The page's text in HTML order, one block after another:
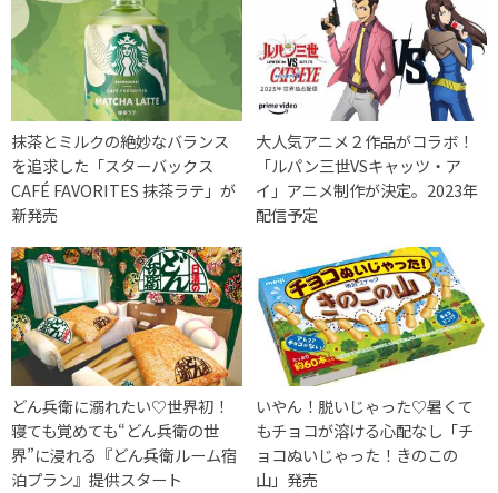
抹茶とミルクの絶妙なバランス
を追求した「スターバックス
CAFÉ FAVORITES 抹茶ラテ」が
新発売
大人気アニメ２作品がコラボ！
「ルパン三世VSキャッツ・ア
イ」アニメ制作が決定。2023年
配信予定
どん兵衛に溺れたい♡世界初！
寝ても覚めても“どん兵衛の世
界”に浸れる『どん兵衛ルーム宿
泊プラン』提供スタート
いやん！脱いじゃった♡暑くて
もチョコが溶ける心配なし「チ
ョコぬいじゃった！きのこの
山」発売